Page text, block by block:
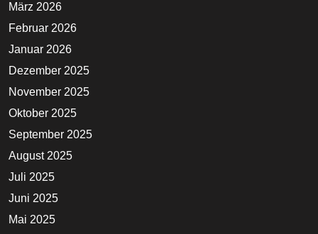
März 2026
Februar 2026
Januar 2026
Dezember 2025
November 2025
Oktober 2025
September 2025
August 2025
Juli 2025
Juni 2025
Mai 2025